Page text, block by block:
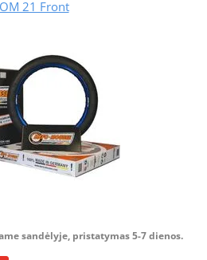
21 Front
sandėlyje, pristatymas 5-7 dienos.